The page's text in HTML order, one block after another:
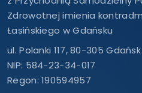
Zdrowotnej imienia
Łasińskiego w Gdańsku
ul. Polanki 117, 80-305 Gdańsk
NIP: 584-23-34-017
Regon: 190594957